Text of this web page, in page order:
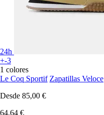
24h
+-3
1 colores
Le Coq Sportif Zapatillas Veloce
Desde 85,00 €
64,64 €